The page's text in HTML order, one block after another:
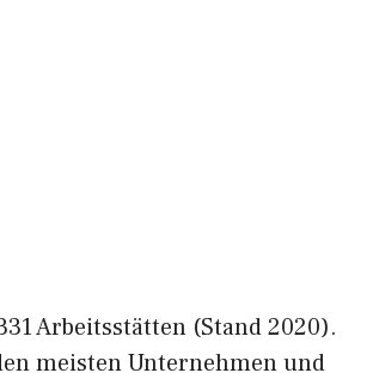
Arbeitsstätten (Stand 2020).
meisten Unternehmen und